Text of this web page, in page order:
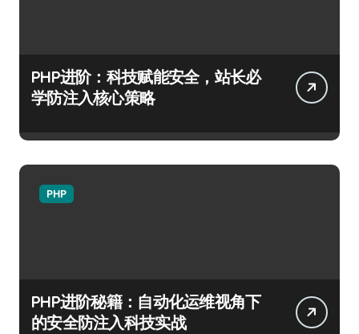
PHP进阶：科技赋能安全，站长必
学防注入核心策略
PHP
PHP进阶秘籍：自动化运维视角下
的安全防注入科技实战